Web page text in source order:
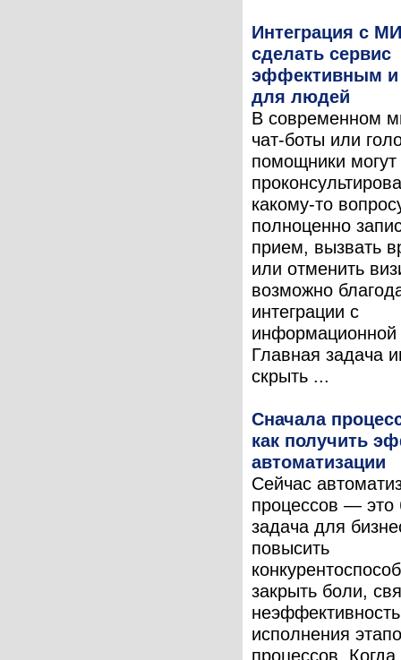
Интеграция с
сделать сервис
эффективным
для людей
В современном
чат-боты или
помощники могут
какому-то
полноценно
прием, вызвать
или отменить
возможно
интеграции с
информационной
Главная задача
скрыть ...
Сначала
как получить
автоматизации
Сейчас
процессов — это
задача для
повысить
закрыть боли,
исполнения
процессов.